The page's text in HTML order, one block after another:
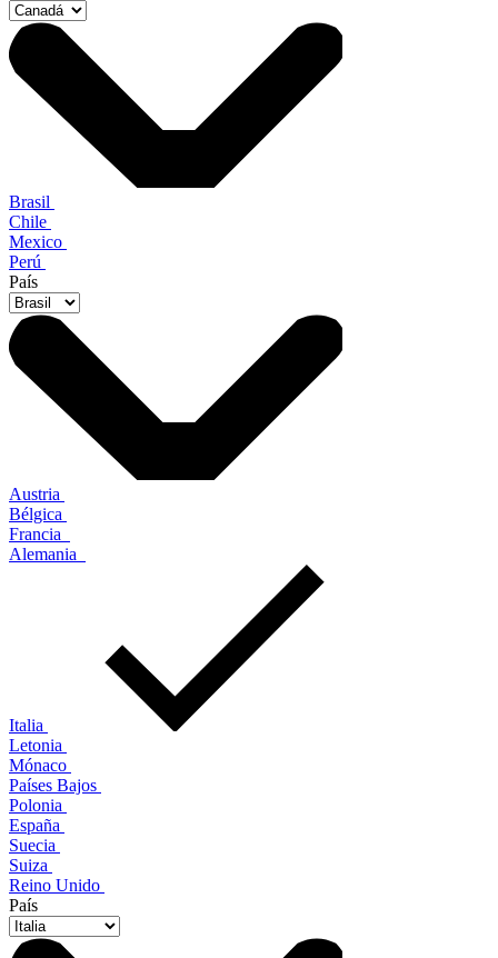
Brasil
Chile
Mexico
Perú
País
Austria
Bélgica
Francia
Alemania
Italia
Letonia
Mónaco
Países Bajos
Polonia
España
Suecia
Suiza
Reino Unido
País